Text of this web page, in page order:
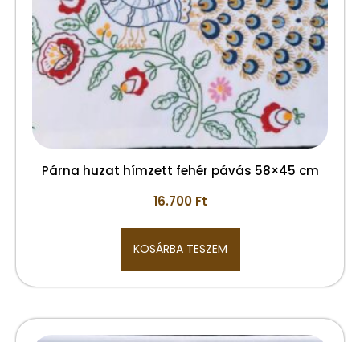
Párna huzat hímzett fehér pávás 58×45 cm
16.700 Ft
KOSÁRBA TESZEM